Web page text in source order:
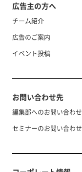
広告主の方へ
チーム紹介
広告のご案内
イベント投稿
お問い合わせ先
編集部へのお問い合わせ
セミナーのお問い合わせ